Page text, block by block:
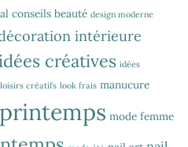
conseils beauté design moderne
intérieure
idées créatives idées
loisirs créatifs look frais manucure
mode femme